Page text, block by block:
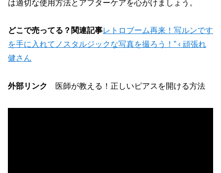
は適切な使用方法とアフターケアを心がけましょう。
どこで売ってる？関連記事レトロブーム再来！写ルンです
を手に入れてノスタルジックな写真を撮ろう！” ‹ 頑張れ
健さん
外部リンク 医師が教える！正しいピアスを開ける方法